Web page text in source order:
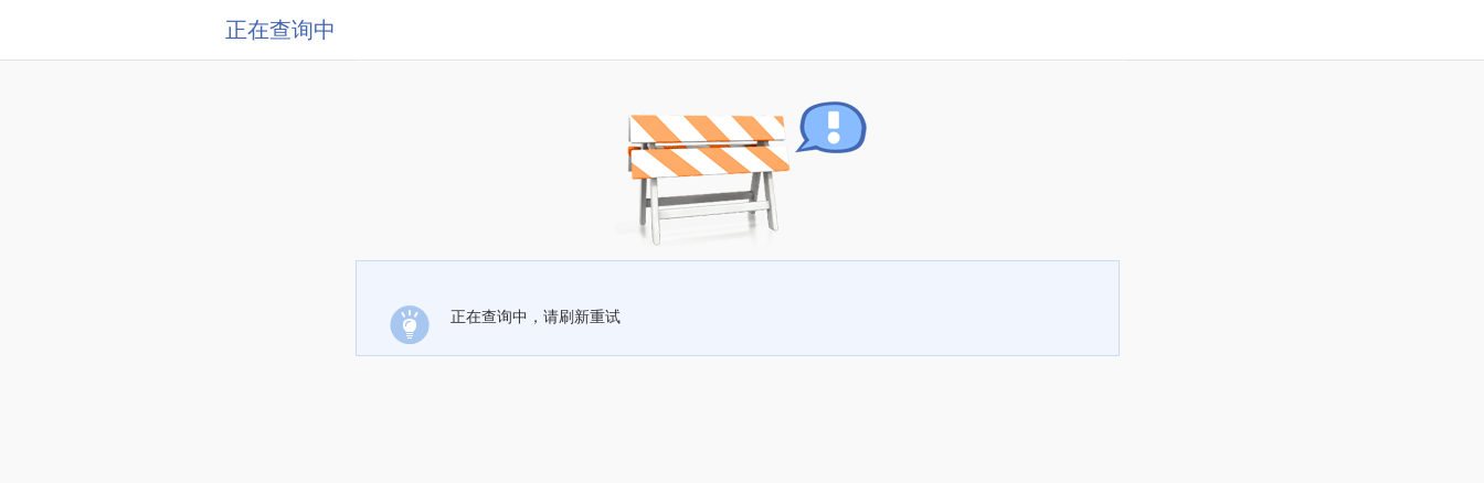
正在查询中
正在查询中，请刷新重试